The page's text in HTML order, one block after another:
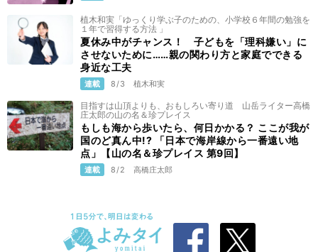
植木和実「ゆっくり学ぶ子のための、小学校６年間の勉強を
１年で習得する方法 」
夏休み中がチャンス！ 子どもを「理科嫌い」に
させないために……親の関わり方と家庭でできる
身近な工夫
連載 8/3 植木和実
目指すは山頂よりも、おもしろい寄り道 山岳ライター高橋
庄太郎の山の名＆珍プレイス
もしも海から歩いたら、何日かかる？ ここが我が
国のど真ん中!? 「日本で海岸線から一番遠い地
点」【山の名＆珍プレイス 第9回】
連載 8/2 高橋庄太郎